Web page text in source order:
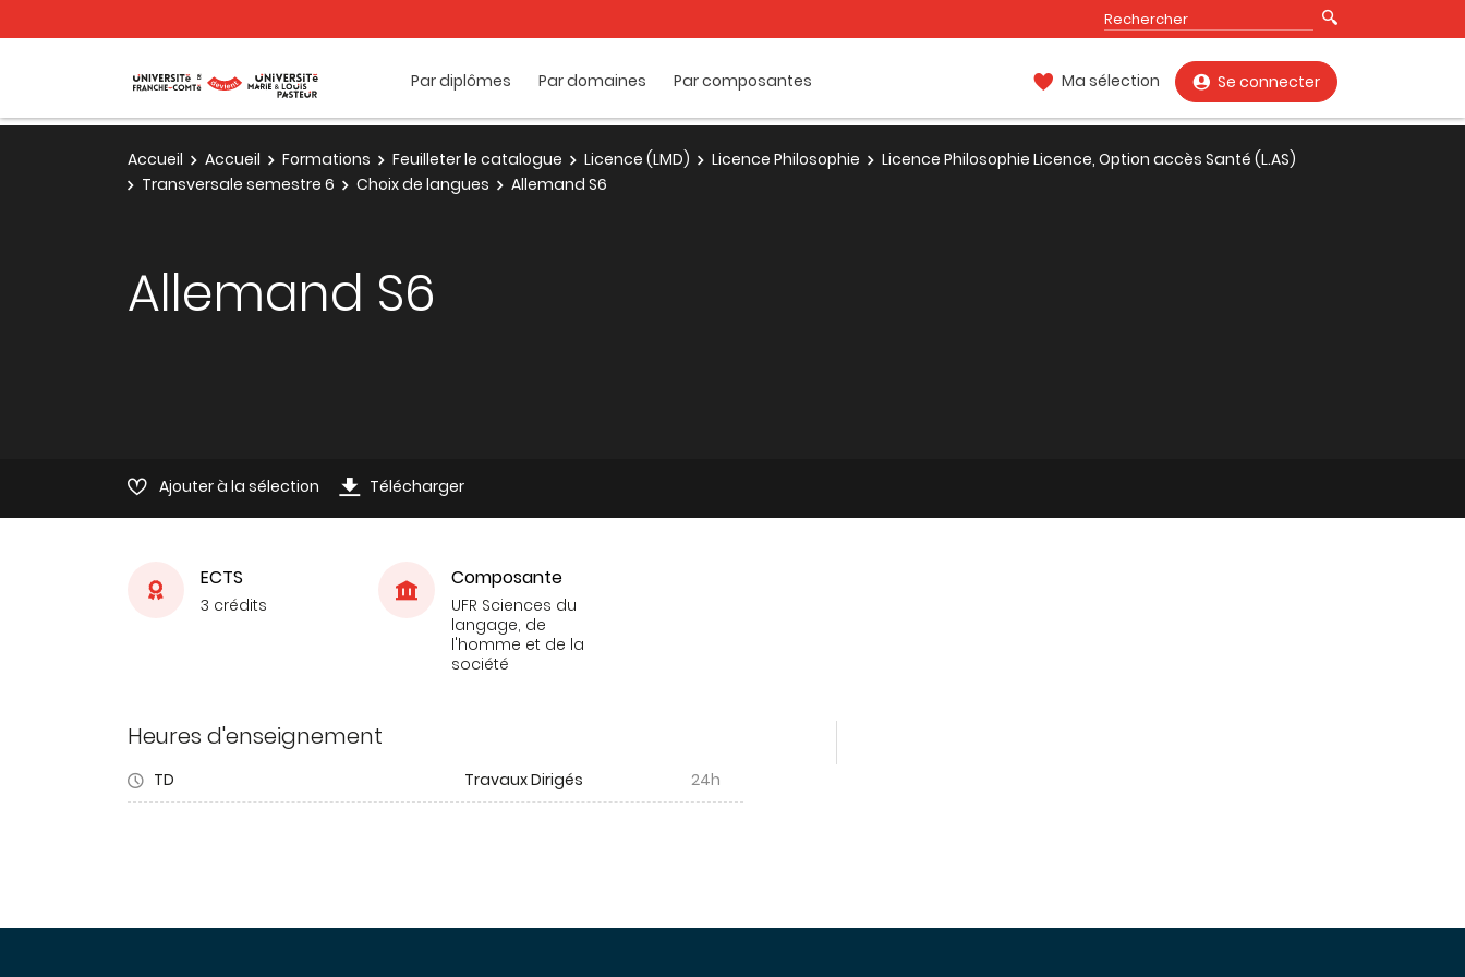
Par diplômes Par domaines Par composantes Ma sélection Se connecter
Accueil Accueil Formations Feuilleter le catalogue Licence (LMD) Licence Philosophie
Licence Philosophie Licence, Option accès Santé (L.AS)
Transversale semestre 6
Choix de langues Allemand S6
Allemand S6
Ajouter à la sélection Télécharger
ECTS
3 crédits
Composante
UFR Sciences du
langage, de
l'homme et de la
société
Heures d'enseignement
TD Travaux Dirigés 24h